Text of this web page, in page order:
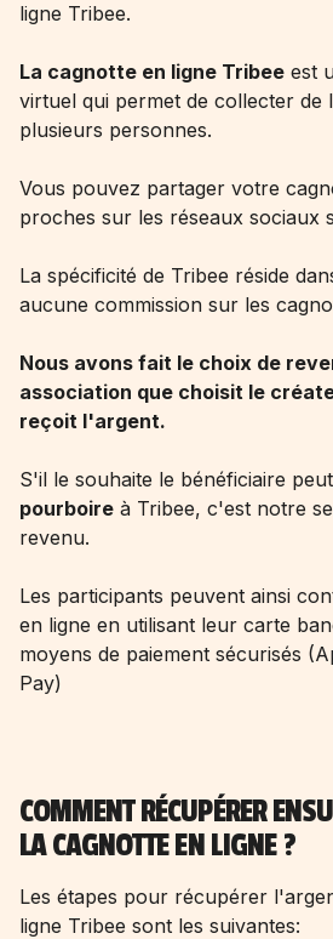
ligne Tribee.
La cagnotte en ligne Tribee est
virtuel qui permet de collecter de
plusieurs personnes.
Vous pouvez partager votre
proches sur les réseaux sociaux
La spécificité de Tribee réside
aucune commission sur les
Nous avons fait le choix de
association que choisit le
reçoit l'argent.
S'il le souhaite le bénéficiaire peut
pourboire à Tribee, c'est notre
revenu.
Les participants peuvent ainsi
en ligne en utilisant leur carte
moyens de paiement sécurisés
Pay)
COMMENT RÉCUPÉRER
LA CAGNOTTE EN LIGNE ?
Les étapes pour récupérer
ligne Tribee sont les suivantes: